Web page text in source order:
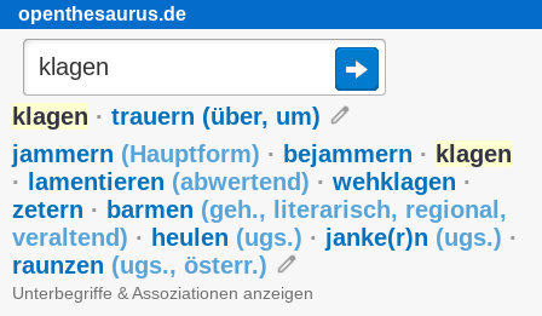
openthesaurus.de
klagen · trauern (über, um)
jammern (Hauptform) · bejammern · klagen
·
lamentieren (abwertend) · wehklagen ·
zetern · barmen (geh., literarisch, regional ,
veraltend) · heulen (ugs.) · janke(r)n (ugs.) ·
raunzen (ugs., österr.)
Unterbegriffe & Assoziationen anzeigen